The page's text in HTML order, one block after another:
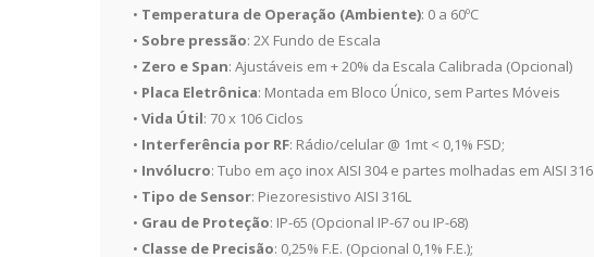
• Temperatura de Operação (Ambiente): 0 a 60ºC
• Sobre pressão: 2X Fundo de Escala
• Zero e Span: Ajustáveis em + 20% da Escala Calibrada (Opcional)
• Placa Eletrônica: Montada em Bloco Único, sem Partes Móveis
• Vida Útil: 70 x 106 Ciclos
• Interferência por RF: Rádio/celular @ 1mt < 0,1% FSD;
• Invólucro: Tubo em aço inox AISI 304 e partes molhadas em AISI 316
• Tipo de Sensor: Piezoresistivo AISI 316L
• Grau de Proteção: IP-65 (Opcional IP-67 ou IP-68)
• Classe de Precisão: 0,25% F.E. (Opcional 0,1% F.E.);